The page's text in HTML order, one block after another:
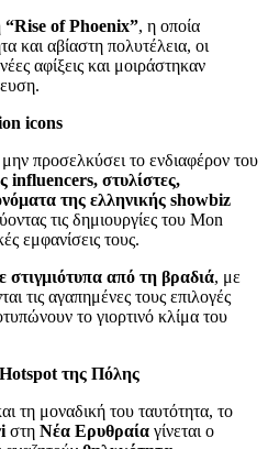
“Rise of Phoenix”, η οποία
και αβίαστη πολυτέλεια, οι
αφίξεις και μοιράστηκαν
icons
προσελκύσει το ενδιαφέρον του
influencers, στυλίστες,
της ελληνικής showbiz
τις δημιουργίες του Mon
εμφανίσεις τους.
στιγμιότυπα από τη βραδιά, με
τις αγαπημένες τους επιλογές
το γιορτινό κλίμα του
της Πόλης
τη μοναδική του ταυτότητα, το
στη Νέα Ερυθραία γίνεται ο